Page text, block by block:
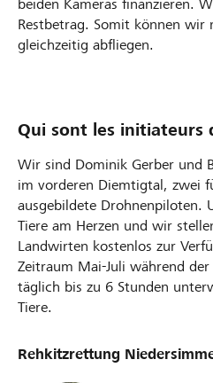
beiden Kameras finanzieren.
Restbetrag. Somit können wir
gleichzeitig abfliegen.
Qui sont les initiateurs
Wir sind Dominik Gerber und
im vorderen Diemtigtal, zwei
ausgebildete Drohnenpiloten.
Tiere am Herzen und wir
Landwirten kostenlos zur
Zeitraum Mai-Juli während
täglich bis zu 6 Stunden
Tiere.
Rehkitzrettung